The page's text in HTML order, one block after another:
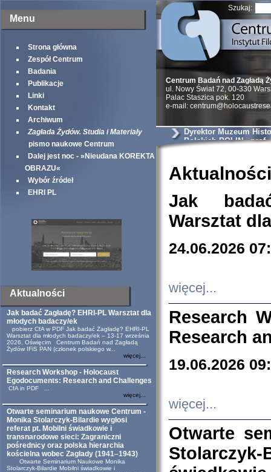
Menu
Strona główna
Zespół Centrum
Badania
Publikacje
Linki
Kontakt
Archiwum
Zagłada Żydów. Studia i Materiały
pismo naukowe Centrum
Dalej jest noc - »Nieudana KOREKTA
OBRAZU«
Wybór źródeł
EHRI PL
Aktualności
Jak badać Zagładę? EHRI-PL Warsztat dla
młodych badaczy/ek
pobierz CfA w PDF Jak badać Zagładę? EHRI-PL
Warsztat dla młodych badaczy/ek – 13-17 września
2026, Oświęcim Centrum Badań nad Zagładą
Żydów IFiS PAN (członek polskiego w...
więcej...
Research Workshop - Holocaust
Egodocuments: Research and Challenges
CfA in PDF ...
więcej...
Otwarte seminarium naukowe Centrum -
Monika Stolarczyk-Bilardie wygłosi
referat pt. Mobilni świadkowie i
transnarodowe sieci: Zagraniczni
pośrednicy oraz polska hierarchia
kościelna wobec Zagłady (1941–1943)
Otwarte Seminarium Naukowe Monika
Stolarczyk-Bilardie Mobilni świadkowie i
Szukaj:
Centrum Badań nad Zagładą
ul. Nowy Świat 72, 00-330
Palac Staszica pok. 120
e-mail:
Dyrektor Muzeum
Polskich POLIN - prof.
Aktualności
Jak
Warsztat
24.06.2026
więcej...
Research
Research
19.06.2026
więcej...
Otwarte